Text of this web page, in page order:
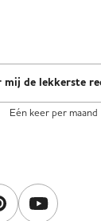
mij de lekkerste
Eén keer per maand